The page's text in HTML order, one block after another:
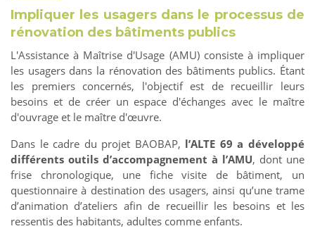
Impliquer les usagers dans le processus de
rénovation des bâtiments publics
L'Assistance à Maîtrise d'Usage (AMU) consiste à impliquer
les usagers dans la rénovation des bâtiments publics. Étant
les premiers concernés, l'objectif est de recueillir leurs
besoins et de créer un espace d'échanges avec le maître
d'ouvrage et le maître d'œuvre.
Dans le cadre du projet BAOBAP, l’ALTE 69 a développé
différents outils d’accompagnement à l’AMU, dont une
frise chronologique, une fiche visite de bâtiment, un
questionnaire à destination des usagers, ainsi qu’une trame
d’animation d’ateliers afin de recueillir les besoins et les
ressentis des habitants, adultes comme enfants.